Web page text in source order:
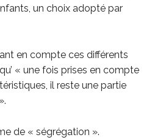
un choix adopté par
en compte ces différents
« une fois prises en compte
il reste une partie
de « ségrégation ».